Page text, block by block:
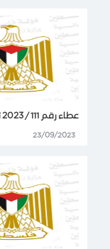
عطاء رقم 111 / 2023 توريد مواد سباكة لصالح وزارة الصحة
23/09/2023